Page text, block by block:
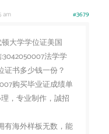
am #3679
大学学位证美国
法学学
证书多少钱一份？
购买毕业证成绩单
，专业制作，誠招
有海外样板无数，能